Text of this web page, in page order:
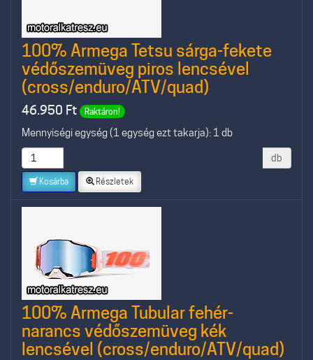
100% Armega Tetsu sárga-fekete
védőszemüveg piros lencsével
(cross/enduro/ATV/quad)
46.950 Ft Raktáron!
Mennyiségi egység (1 egység ezt takarja): 1 db
db
Kosárba Részletek
100% Armega Tubular fehér-
narancs védőszemüveg kék
lencsével (cross/enduro/ATV/quad)